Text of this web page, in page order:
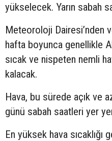
yükselecek. Yarın sabah
Meteoroloji Dairesi’nden
hafta boyunca genellikle
sıcak ve nispeten nemli
kalacak.
Hava, bu sürede açık ve
günü sabah saatleri yer
En yüksek hava